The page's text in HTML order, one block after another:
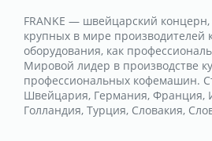
FRANKE — швейцарский
крупных в мире производителей
оборудования, как
Мировой лидер в производстве
профессиональных кофемашин.
Швейцария, Германия, Франция,
Голландия, Турция, Словакия,